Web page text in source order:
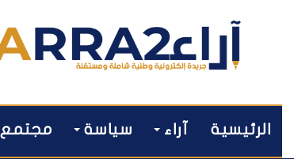
الرئيسية آراء سياسة مجتمع